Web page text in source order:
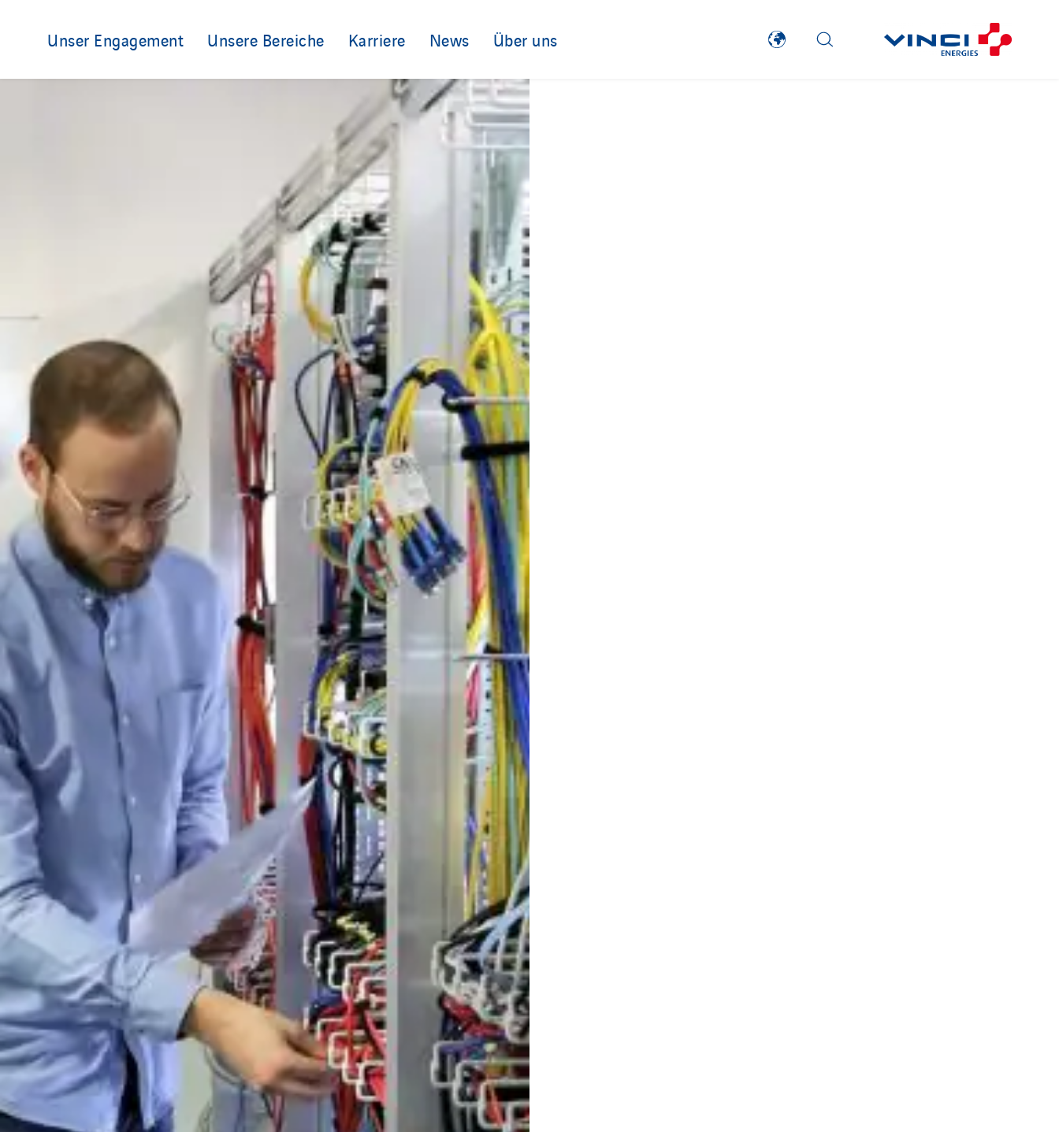
Unser Engagement Unsere Bereiche Karriere News Über uns